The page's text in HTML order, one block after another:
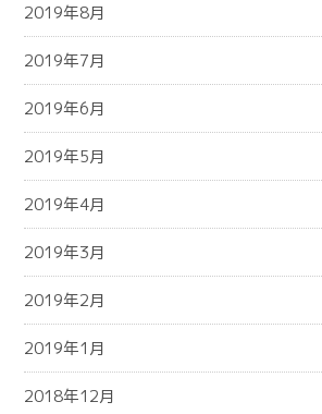
2019年8月
2019年7月
2019年6月
2019年5月
2019年4月
2019年3月
2019年2月
2019年1月
2018年12月